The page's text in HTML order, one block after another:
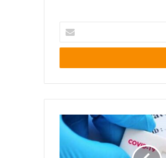
correo
Los
Lagos,
Mariquina